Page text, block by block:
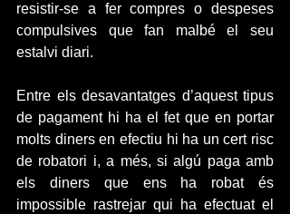
resistir-se a fer compres o despeses
compulsives que fan malbé el seu
estalvi diari.
Entre els desavantatges d’aquest tipus
de pagament hi ha el fet que en portar
molts diners en efectiu hi ha un cert risc
de robatori i, a més, si algú paga amb
els diners que ens ha robat és
impossible rastrejar qui ha efectuat el